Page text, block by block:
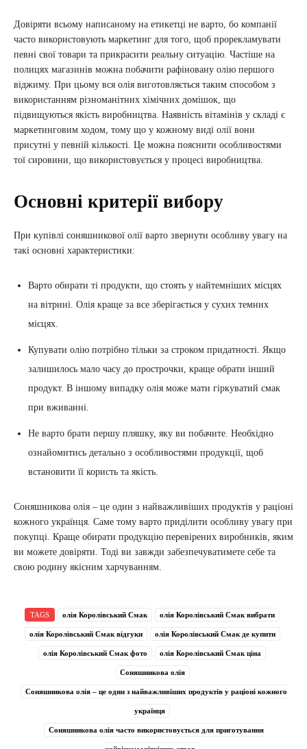
Довіряти всьому написаному на етикетці не варто, бо компанії
часто використовують маркетинг для того, щоб прорекламувати
певні свої товари та прикрасити реальну ситуацію. Частіше на
полицях магазинів можна побачити рафіновану олію першого
віджиму. При цьому вся олія виготовляється таким способом з
використанням різноманітних хімічних домішок, що
підвищуються якість виробництва. Наявність вітамінів у складі є
маркетинговим ходом, тому що у кожному виді олії вони
присутні у певній кількості. Це можна пояснити особливостями
тої сировини, що використовується у процесі виробництва.
Основні критерії вибору
При купівлі соняшникової олії варто звернути особливу увагу на
такі основні характеристики:
Варто обирати ті продукти, що стоять у найтемніших місцях
на вітрині. Олія краще за все зберігається у сухих темних
місцях.
Купувати олію потрібно тільки за строком придатності. Якщо
залишилось мало часу до прострочки, краще обрати інший
продукт. В іншому випадку олія може мати гіркуватий смак
при вживанні.
Не варто брати першу пляшку, яку ви побачите. Необхідно
ознайомитись детально з особливостями продукції, щоб
встановити її користь та якість.
Соняшникова олія – це один з найважливіших продуктів у раціоні
кожного українця. Саме тому варто приділити особливу увагу при
покупці. Краще обирати продукцію перевірених виробників, яким
ви можете довіряти. Тоді ви завжди забезпечуватимете себе та
свою родину якісним харчуванням.
TAGS олія Королівський Смак олія Королівський Смак вибрати
олія Королівський Смак відгуки олія Королівський Смак де купити
олія Королівський Смак фото олія Королівський Смак ціна
Соняшникова олія
Соняшникова олія – це один з найважливіших продуктів у раціоні кожного
українця
Соняшникова олія часто використовується для приготування